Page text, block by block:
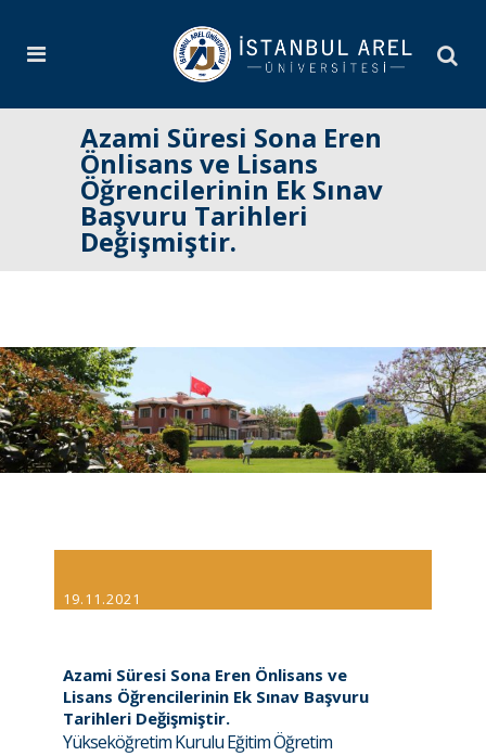
Azami Süresi Sona Eren
Önlisans ve Lisans
Öğrencilerinin Ek Sınav
Başvuru Tarihleri
Değişmiştir.
19.11.2021
Azami Süresi Sona Eren Önlisans ve
Lisans Öğrencilerinin Ek Sınav Başvuru
Tarihleri Değişmiştir.
Yükseköğretim Kurulu Eğitim Öğretim